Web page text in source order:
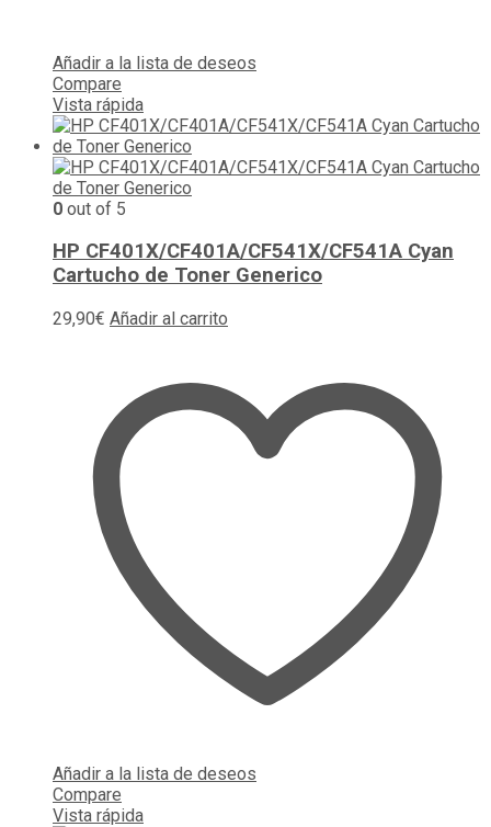
Añadir a la lista de deseos
Compare
Vista rápida
0 out of 5
HP CF401X/CF401A/CF541X/CF541A Cyan
Cartucho de Toner Generico
29,90€ Añadir al carrito
Añadir a la lista de deseos
Compare
Vista rápida